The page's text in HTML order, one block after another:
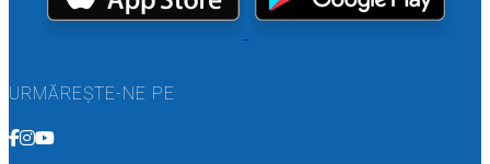
URMĂREȘTE-NE PE